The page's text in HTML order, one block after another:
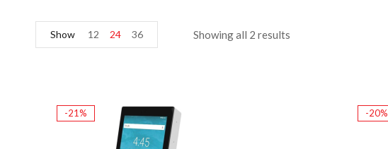
Showing all 2 results
Show 12 24 36
-21% -20%